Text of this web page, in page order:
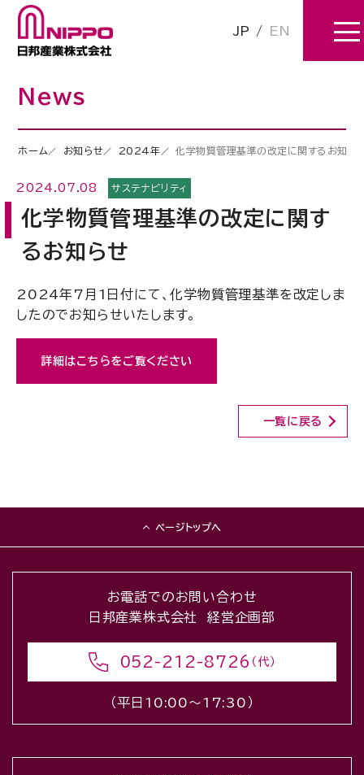
JP / EN
News
ホーム お知らせ 2024年 化学物質管理基準の改定に関するお知ら
2024.07.08 サステナビリティ
化学物質管理基準の改定に関す
るお知らせ
2024年7月1日付にて、化学物質管理基準を改定しま
したのでお知らせいたします。
詳細はこちらをご覧ください
一覧に戻る
ページトップへ
お電話でのお問い合わせ
日邦産業株式会社 経営企画部
052-212-8726 （代）
（平日10:00〜17:30）